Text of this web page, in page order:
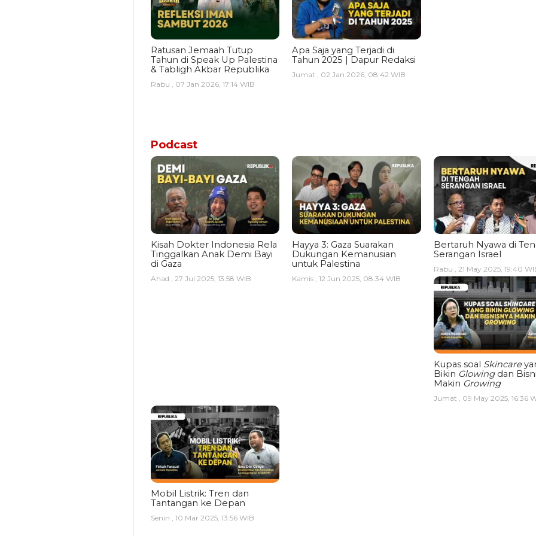
Ratusan Jemaah Tutup
Tahun di Speak Up Palestina
& Tabligh Akbar Republika
Rabu , 07 Jan 2026, 17:14 WIB
Apa Saja yang Terjadi di
Tahun 2025 | Dapur Redaksi
Jumat , 02 Jan 2026, 08:42 WIB
Podcast
Kisah Dokter Indonesia Rela
Tinggalkan Anak Demi Bayi
di Gaza
Ahad , 27 Jul 2025, 13:58 WIB
Hayya 3: Gaza Suarakan
Dukungan Kemanusian
untuk Palestina
Kamis , 12 Jun 2025, 08:34 WIB
Bertaruh Nyawa di
Serangan Israel
Rabu , 21 May 2025, 19:40
Kupas soal Skincare
Bikin Glowingdan
Makin Growing
Jumat , 09 May 2025, 16:36
Mobil Listrik: Tren dan
Tantangan ke Depan
Senin , 10 Mar 2025, 13:56 WIB